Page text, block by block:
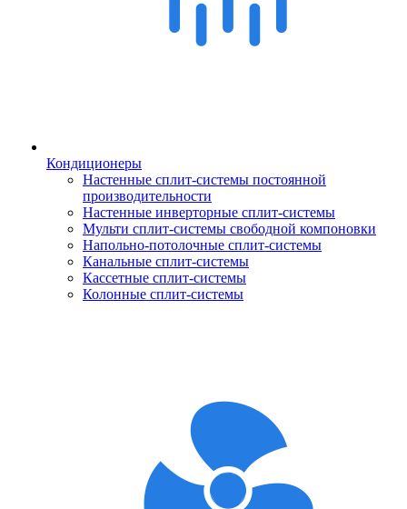
Кондиционеры
Настенные сплит-системы постоянной
производительности
Настенные инверторные сплит-системы
Мульти сплит-системы свободной компоновки
Напольно-потолочные сплит-системы
Канальные сплит-системы
Кассетные сплит-системы
Колонные сплит-системы